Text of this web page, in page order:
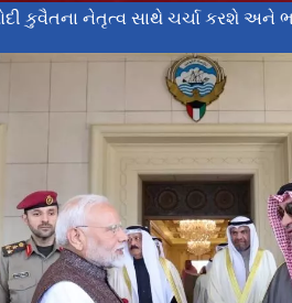
કુવૈતના નેતૃત્વ સાથે ચર્ચા કરશે